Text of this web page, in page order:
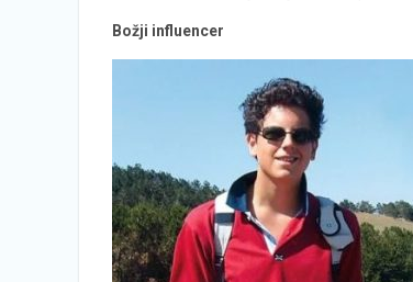
Božji influencer